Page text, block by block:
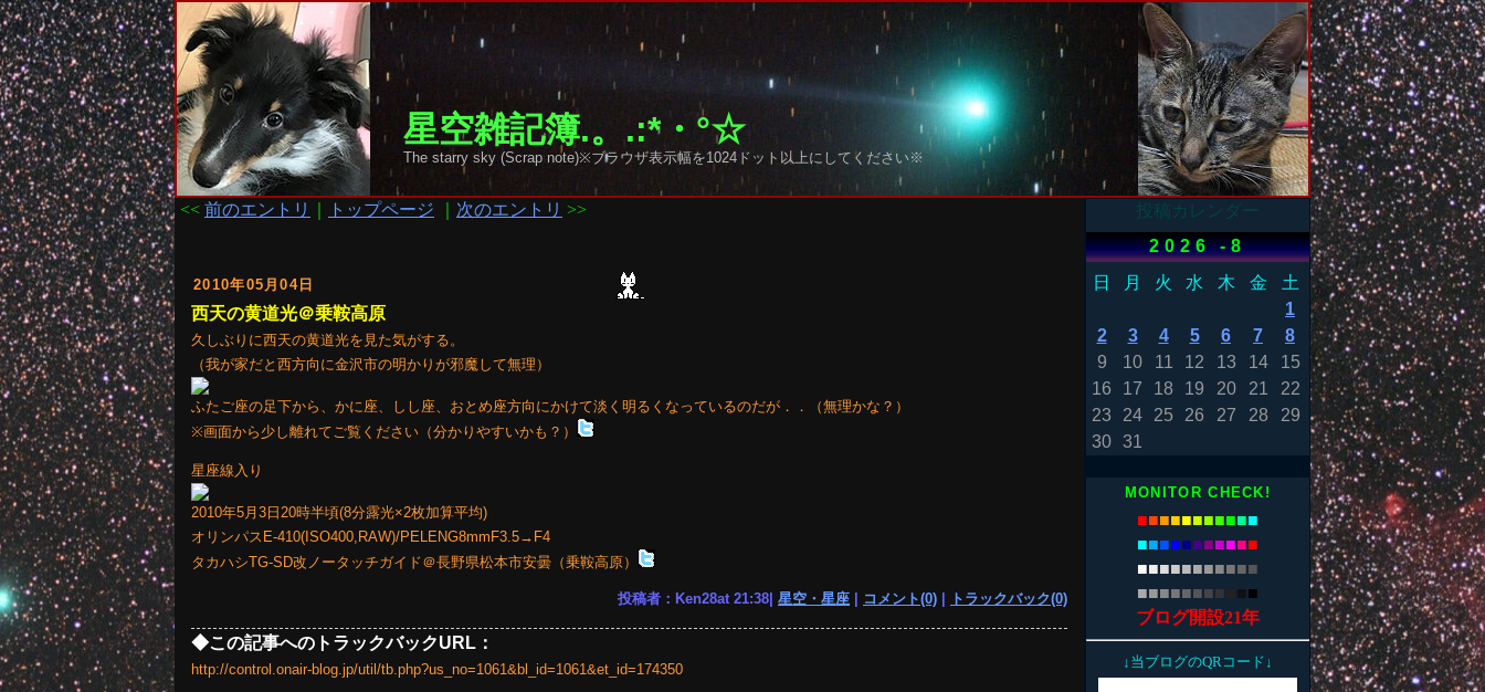
星空雑記簿.。.:*・°☆
The starry sky (Scrap note)※ブラウザ表示幅を1024ドット以上にしてください※
<< 前のエントリ トップページ 次のエントリ >>
2010年05月04日
西天の黄道光＠乗鞍高原
久しぶりに西天の黄道光を見た気がする。
（我が家だと西方向に金沢市の明かりが邪魔して無理）
ふたご座の足下から、かに座、しし座、おとめ座方向にかけて淡く明るくなっているのだが．．（無理かな？）
※画面から少し離れてご覧ください（分かりやすいかも？）
星座線入り
2010年5月3日20時半頃(8分露光×2枚加算平均)
オリンパスE-410(ISO400,RAW)/PELENG8mmF3.5→F4
タカハシTG-SD改ノータッチガイド＠長野県松本市安曇（乗鞍高原）
投稿者：Ken28at 21:38| 星空・星座 コメント(0) トラックバック(0)
◆この記事へのトラックバックURL：
http://control.onair-blog.jp/util/tb.php?us_no=1061&bl_id=1061&et_id=174350
投稿カレンダー
2026 -8
日
月 火 水 木 金
土
1
2
3 4 5 6 7
8
9
10 11 12 13 14
15
16
17 18 19 20 21
22
23
24 25 26 27 28
29
30 31
MONITOR CHECK!
■■■■■■■■■■■
■■■■■■■■■■■
■■■■■■■■■■■
■■■■■■■■ ■■
ブログ開設21年
↓当ブログのQRコード↓